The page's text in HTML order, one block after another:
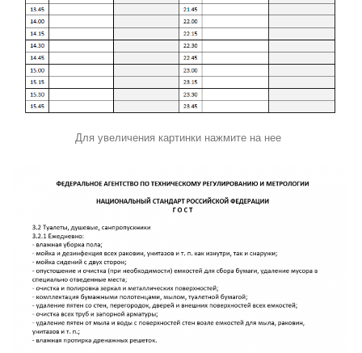
Для увеличения картинки нажмите на нее